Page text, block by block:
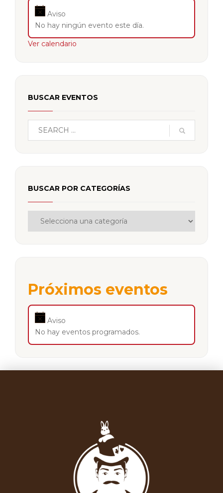
Aviso
No hay ningún evento este día.
Ver calendario
BUSCAR EVENTOS
BUSCAR POR CATEGORÍAS
Próximos eventos
Aviso
No hay eventos programados.